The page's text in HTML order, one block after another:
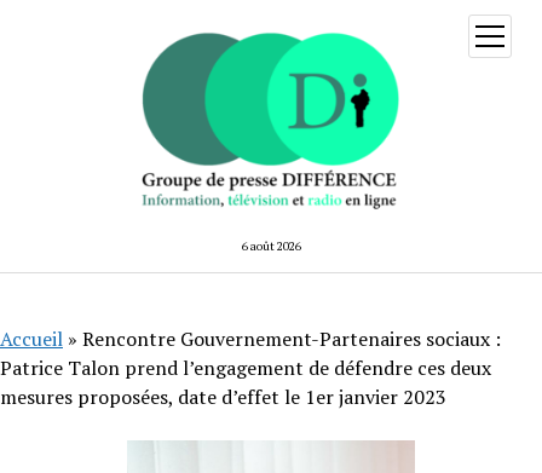
6 août 2026
ouvrir
menu
Accueil » Rencontre Gouvernement-Partenaires sociaux :
Patrice Talon prend l’engagement de défendre ces deux
mesures proposées, date d’effet le 1er janvier 2023